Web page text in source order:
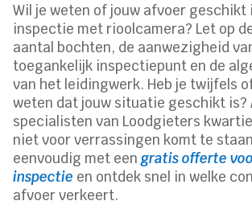
Wil je weten of jouw afvoer geschikt
inspectie met rioolcamera? Let op
aantal bochten, de aanwezigheid
toegankelijk inspectiepunt en de
van het leidingwerk. Heb je twijfels
weten dat jouw situatie geschikt is?
specialisten van Loodgieters
niet voor verrassingen komt te
eenvoudig met eengratis offerte
inspectie en ontdek snel in welke
afvoer verkeert.